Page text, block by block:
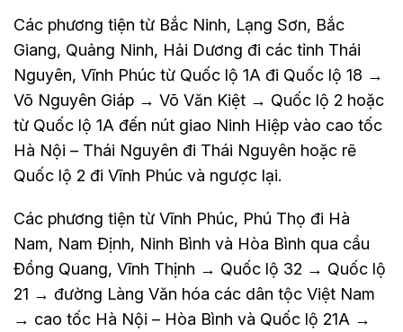
Các phương tiện từ Bắc Ninh, Lạng Sơn, Bắc
Giang, Quảng Ninh, Hải Dương đi các tỉnh Thái
Nguyên, Vĩnh Phúc từ Quốc lộ 1A đi Quốc lộ 18 →
Võ Nguyên Giáp → Võ Văn Kiệt → Quốc lộ 2 hoặc
từ Quốc lộ 1A đến nút giao Ninh Hiệp vào cao tốc
Hà Nội – Thái Nguyên đi Thái Nguyên hoặc rẽ
Quốc lộ 2 đi Vĩnh Phúc và ngược lại.
Các phương tiện từ Vĩnh Phúc, Phú Thọ đi Hà
Nam, Nam Định, Ninh Bình và Hòa Bình qua cầu
Đồng Quang, Vĩnh Thịnh → Quốc lộ 32 → Quốc lộ
21 → đường Làng Văn hóa các dân tộc Việt Nam
→ cao tốc Hà Nội – Hòa Bình và Quốc lộ 21A →